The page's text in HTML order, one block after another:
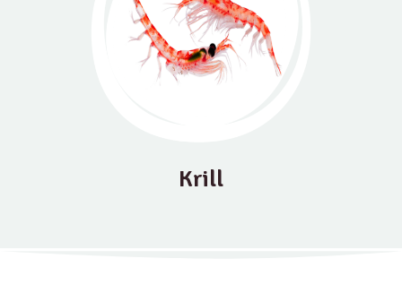
Krill